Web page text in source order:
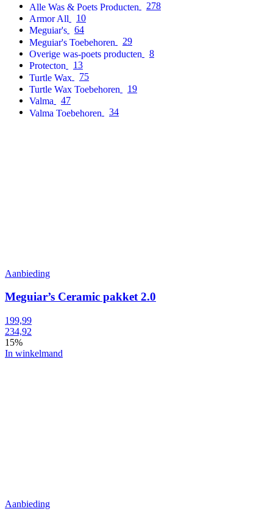
Alle Was & Poets Producten
278
Armor All
10
Meguiar's
64
Meguiar's Toebehoren
29
Overige was-poets producten
8
Protecton
13
Turtle Wax
75
Turtle Wax Toebehoren
19
Valma
47
Valma Toebehoren
34
Aanbieding
Meguiar’s Ceramic pakket 2.0
199,99
234,92
15%
In winkelmand
Aanbieding